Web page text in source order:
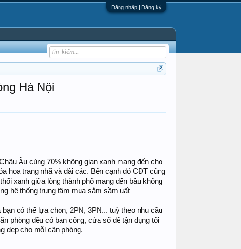
Đăng nhập | Đăng ký
Hà Nội
Âu cùng 70% không gian xanh mang đến cho
hoa trang nhã và đài các. Bên cạnh đó CĐT cũng
xanh giữa lòng thành phố mang đến bầu không
hệ thống trung tâm mua sắm sầm uất
có thể lựa chọn, 2PN, 3PN... tuỳ theo nhu cầu
phòng đều có ban công, cửa sổ để tận dụng tối
đẹp cho mỗi căn phòng.